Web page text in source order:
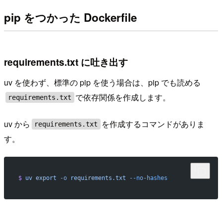
pip をつかった Dockerfile
requirements.txt に吐き出す
uv を使わず、標準の pip を使う場合は、pip でも読める
requirements.txt で依存関係を作成します。
uv から requirements.txt
を作成するコマンドがありま
す。
$ uv export -o requirements.txt --no-hashes